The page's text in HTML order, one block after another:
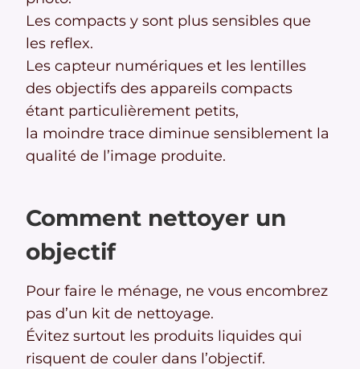
Les compacts y sont plus sensibles que
les reflex.
Les capteur numériques et les lentilles
des objectifs des appareils compacts
étant particulièrement petits,
la moindre trace diminue sensiblement la
qualité de l’image produite.
Comment nettoyer un
objectif
Pour faire le ménage, ne vous encombrez
pas d’un kit de nettoyage.
Évitez surtout les produits liquides qui
risquent de couler dans l’objectif.